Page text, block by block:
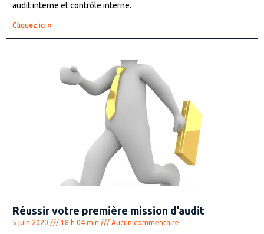
audit interne et contrôle interne.
Cliquez ici »
Réussir votre première mission d’audit
5 juin 2020 18 h 04 min Aucun commentaire